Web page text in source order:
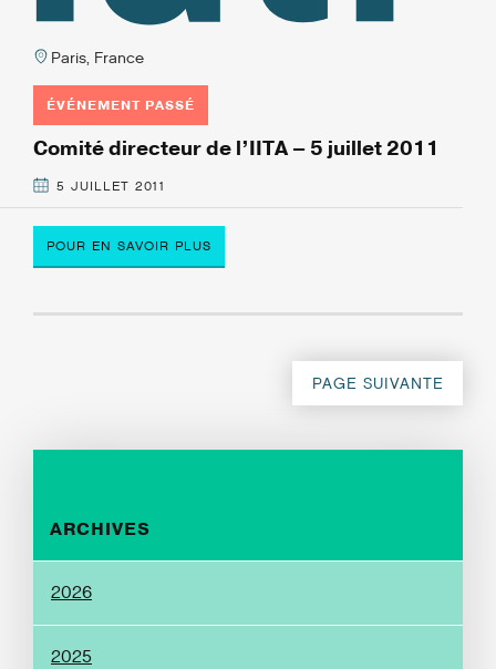
Paris, France
ÉVÉNEMENT PASSÉ
Comité directeur de l’IITA – 5 juillet 2011
5 JUILLET 2011
POUR EN SAVOIR PLUS
PAGE SUIVANTE
ARCHIVES
2026
2025